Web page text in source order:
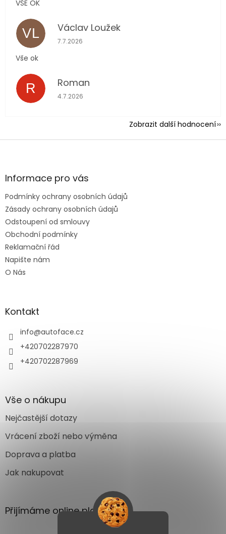
VŠE OK
VL Václav Loužek
Hodnocení obchodu je 5 z 5 hvězdiček.
7.7.2026
Vše ok
R Roman
Hodnocení obchodu je 5 z 5 hvězdiček.
4.7.2026
Zobrazit další hodnocení
Z
aInformace pro vás
Podmínky ochrany osobních údajů
Zásady ochrany osobních údajů
Odstoupení od smlouvy
Obchodní podmínky
Reklamační řád
Napište nám
O Nás
Kontakt
info@autoface.cz
+420702287970
+420702287969
Vše o nákupu
Nejčastější dotazy
Vrácení zboží nebo výměna
Doprava a platba
Jak nakupovat
Přijímáme online platby